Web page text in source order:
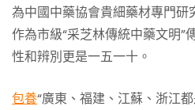
為中國中藥協會貴細藥材專門
作為市級“采芝林傳統中藥文明”
性和辨別更是一五一十。
包養“廣東、福建、江蘇、浙江